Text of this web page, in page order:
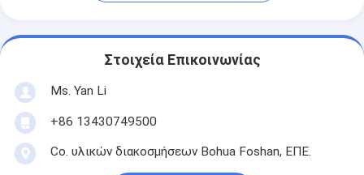
Στοιχεία Επικοινωνίας
Ms. Yan Li
+86 13430749500
Co. υλικών διακοσμήσεων Bohua Foshan, ΕΠΕ.